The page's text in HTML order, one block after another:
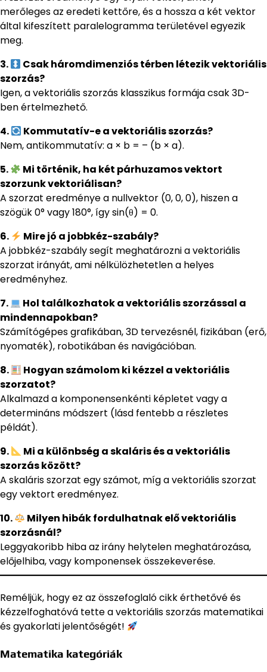
merőleges az eredeti kettőre, és a hossza a két vektor
által kifeszített paralelogramma területével egyezik
meg.
3.
Csak háromdimenziós térben létezik vektoriális
szorzás?
Igen, a vektoriális szorzás klasszikus formája csak 3D-
ben értelmezhető.
4.
Kommutatív-e a vektoriális szorzás?
Nem, antikommutatív: a × b = – (b × a).
5.
Mi történik, ha két párhuzamos vektort
szorzunk vektoriálisan?
A szorzat eredménye a nullvektor (0, 0, 0), hiszen a
szögük 0° vagy 180°, így sin(θ) = 0.
6.
Mire jó a jobbkéz-szabály?
A jobbkéz-szabály segít meghatározni a vektoriális
szorzat irányát, ami nélkülözhetetlen a helyes
eredményhez.
7.
Hol találkozhatok a vektoriális szorzással a
mindennapokban?
Számítógépes grafikában, 3D tervezésnél, fizikában (erő,
nyomaték), robotikában és navigációban.
8.
Hogyan számolom ki kézzel a vektoriális
szorzatot?
Alkalmazd a komponensenkénti képletet vagy a
determináns módszert (lásd fentebb a részletes
példát).
9.
Mi a különbség a skaláris és a vektoriális
szorzás között?
A skaláris szorzat egy számot, míg a vektoriális szorzat
egy vektort eredményez.
10.
Milyen hibák fordulhatnak elő vektoriális
szorzásnál?
Leggyakoribb hiba az irány helytelen meghatározása,
előjelhiba, vagy komponensek összekeverése.
Reméljük, hogy ez az összefoglaló cikk érthetővé és
kézzelfoghatóvá tette a vektoriális szorzás matematikai
és gyakorlati jelentőségét!
Matematika kategóriák